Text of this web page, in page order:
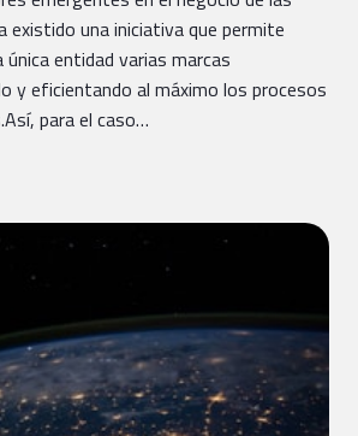
existido una iniciativa que permite
entidad varias marcas
y eficientando al máximo los procesos
para el caso…